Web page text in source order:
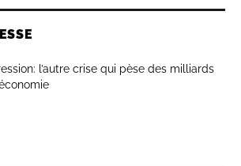
l’autre crise qui pèse des milliards